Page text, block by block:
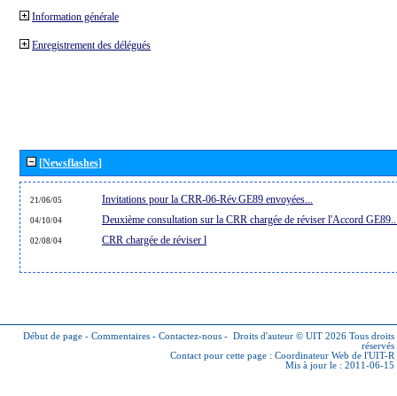
Information générale
Enregistrement des délégués
[Newsflashes]
21/06/05 Invitations pour la CRR-06-Rév.GE89 envoyées...
04/10/04 Deuxième consultation sur la CRR chargée de réviser l'Accord
02/08/04 CRR chargée de réviser l
Début de page - Commentaires - Contactez-nous - Droits d'auteur © UIT 2026 Tous droits
réservés
Contact pour cette page : Coordinateur Web de l'UIT-R
Mis à jour le : 2011-06-15